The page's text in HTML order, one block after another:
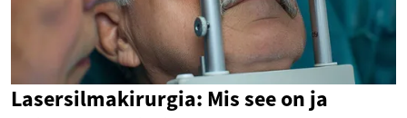
Lasersilmakirurgia: Mis see on ja